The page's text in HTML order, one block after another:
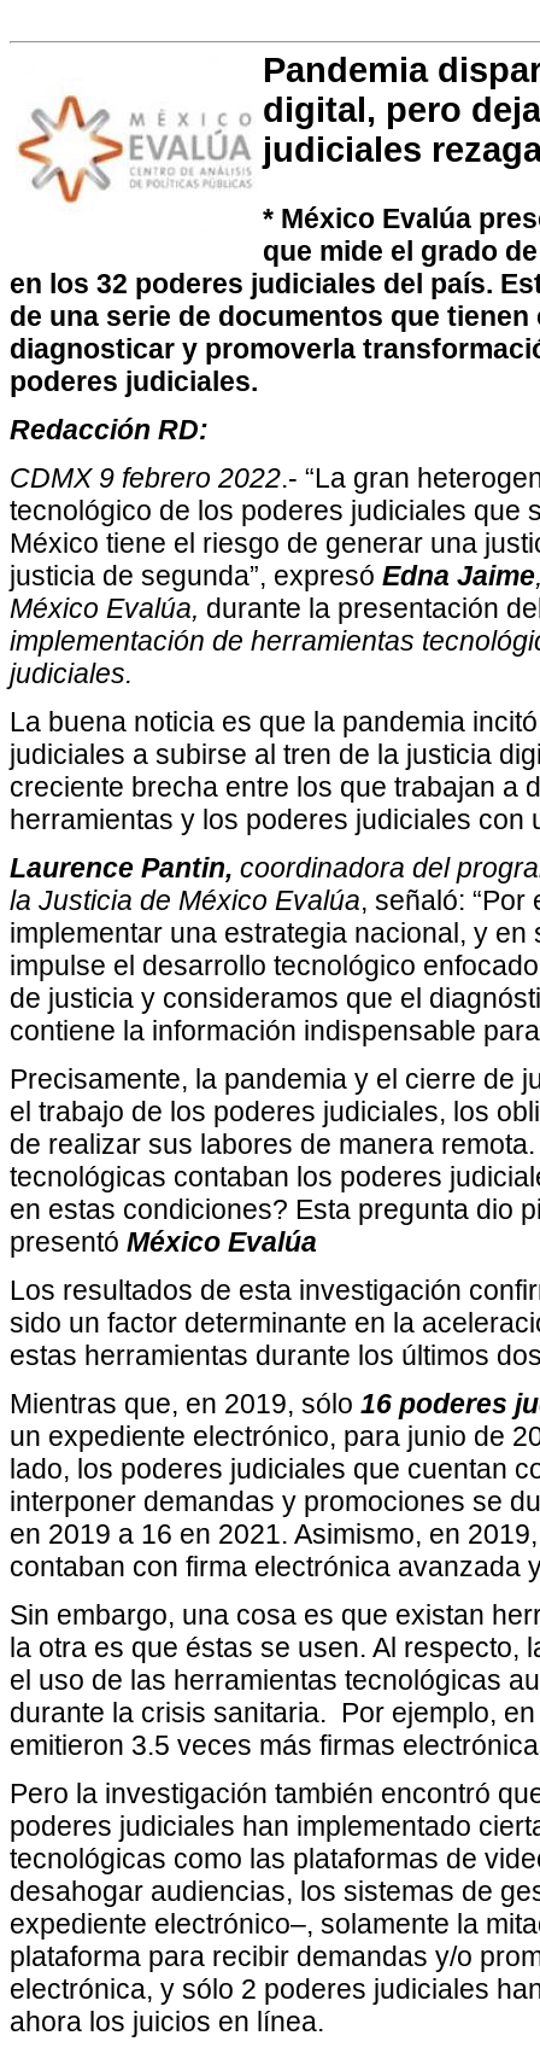
Pandemia
digital, pero
judiciales
* México Evalúa
que mide el grado
en los 32 poderes judiciales del país.
de una serie de documentos que
diagnosticar y promoverla
poderes judiciales.
Redacción RD:
CDMX 9 febrero 2022.- “La gran
tecnológico de los poderes judiciales que
México tiene el riesgo de generar una
justicia de segunda”, expresó Edna Jaime
México Evalúa, durante la presentación
implementación de herramientas
judiciales.
La buena noticia es que la pandemia
judiciales a subirse al tren de la justicia
creciente brecha entre los que trabajan a
herramientas y los poderes judiciales con
Laurence Pantin, coordinadora del
la Justicia de México Evalúa, señaló:
implementar una estrategia nacional, y en
impulse el desarrollo tecnológico
de justicia y consideramos que el
contiene la información indispensable
Precisamente, la pandemia y el cierre de
el trabajo de los poderes judiciales, los
de realizar sus labores de manera
tecnológicas contaban los poderes
en estas condiciones? Esta pregunta dio
presentó México Evalúa
Los resultados de esta investigación
sido un factor determinante en la
estas herramientas durante los últimos
Mientras que, en 2019, sólo 16 poderes
un expediente electrónico, para junio de
lado, los poderes judiciales que cuentan
interponer demandas y promociones se
en 2019 a 16 en 2021. Asimismo, en
contaban con firma electrónica avanzada
Sin embargo, una cosa es que existan
la otra es que éstas se usen. Al respecto,
el uso de las herramientas tecnológicas
durante la crisis sanitaria. Por ejemplo,
emitieron 3.5 veces más firmas
Pero la investigación también encontró
poderes judiciales han implementado
tecnológicas como las plataformas de
desahogar audiencias, los sistemas de
expediente electrónico–, solamente la
plataforma para recibir demandas y/o
electrónica, y sólo 2 poderes judiciales
ahora los juicios en línea.